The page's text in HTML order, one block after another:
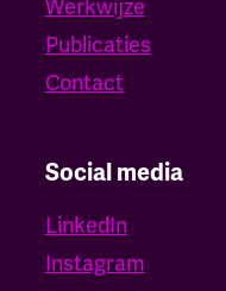
Werkwijze
Publicaties
Contact
Social media
LinkedIn
Instagram